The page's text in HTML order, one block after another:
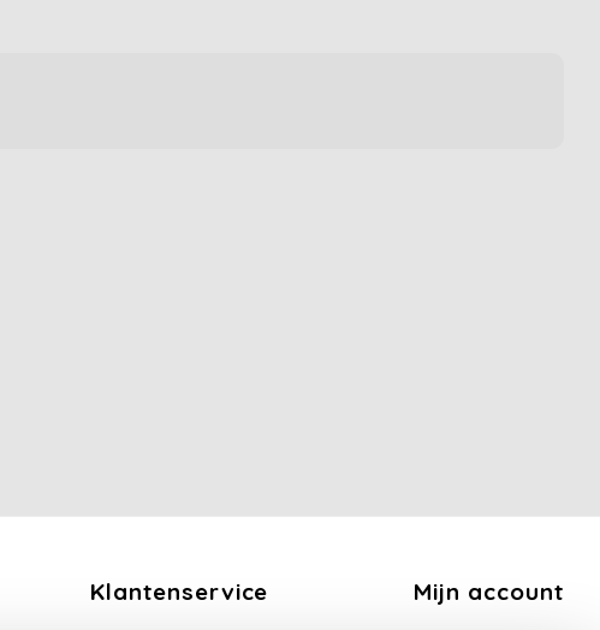
Klantenservice Mijn account